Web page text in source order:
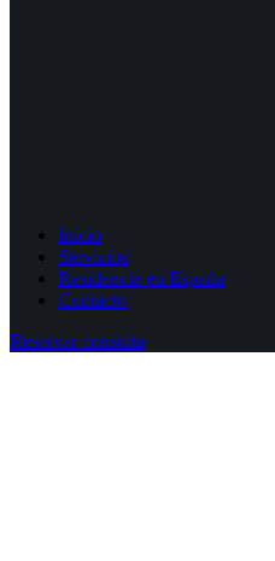
Inicio
Servicios
Residencia en España
Contacto
Reservar consulta